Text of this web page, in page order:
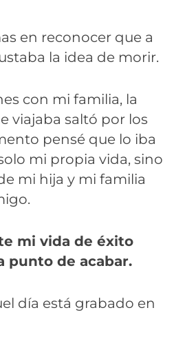
en reconocer que a
la idea de morir.
con mi familia, la
viajaba saltó por los
pensé que lo iba
mi propia vida, sino
mi hija y mi familia
mi vida de éxito
punto de acabar.
día está grabado en